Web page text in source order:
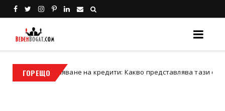
ГОРЕЩОна кредити: Какво представлява тази финансова